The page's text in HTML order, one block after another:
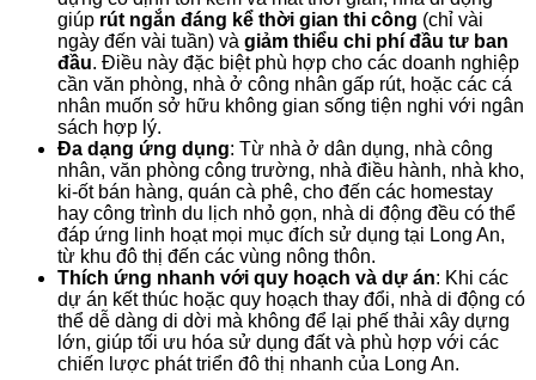
giúp rút ngắn đáng kể thời gian thi công (chỉ vài
ngày đến vài tuần) và giảm thiểu chi phí đầu tư ban
đầu. Điều này đặc biệt phù hợp cho các doanh nghiệp
cần văn phòng, nhà ở công nhân gấp rút, hoặc các cá
nhân muốn sở hữu không gian sống tiện nghi với ngân
sách hợp lý.
Đa dạng ứng dụng: Từ nhà ở dân dụng, nhà công
nhân, văn phòng công trường, nhà điều hành, nhà kho,
ki-ốt bán hàng, quán cà phê, cho đến các homestay
hay công trình du lịch nhỏ gọn, nhà di động đều có thể
đáp ứng linh hoạt mọi mục đích sử dụng tại Long An,
từ khu đô thị đến các vùng nông thôn.
Thích ứng nhanh với quy hoạch và dự án: Khi các
dự án kết thúc hoặc quy hoạch thay đổi, nhà di động có
thể dễ dàng di dời mà không để lại phế thải xây dựng
lớn, giúp tối ưu hóa sử dụng đất và phù hợp với các
chiến lược phát triển đô thị nhanh của Long An.